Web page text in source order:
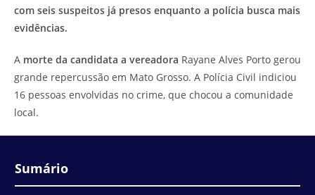
com seis suspeitos já presos enquanto a polícia busca mais
evidências.
A morte da candidata a vereadora Rayane Alves Porto gerou
grande repercussão em Mato Grosso. A Polícia Civil indiciou
16 pessoas envolvidas no crime, que chocou a comunidade
local.
Sumário